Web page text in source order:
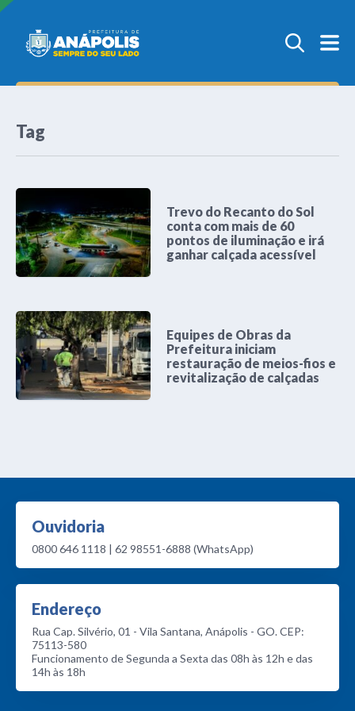
Tag
Trevo do Recanto do Sol
conta com mais de 60
pontos de iluminação e irá
ganhar calçada acessível
Equipes de Obras da
Prefeitura iniciam
restauração de meios-fios e
revitalização de calçadas
Ouvidoria
0800 646 1118 | 62 98551-6888 (WhatsApp)
Endereço
Rua Cap. Silvério, 01 - Vila Santana, Anápolis - GO. CEP:
75113-580
Funcionamento de Segunda a Sexta das 08h às 12h e das
14h às 18h